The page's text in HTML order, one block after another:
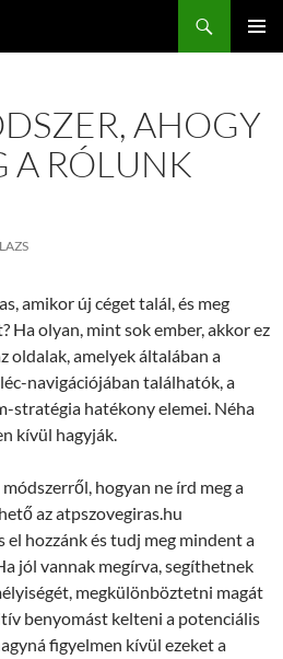
AHOGY
A RÓLUNK
amikor új céget talál, és meg
Ha olyan, mint sok ember, akkor ez
oldalak, amelyek általában a
navigációjában találhatók, a
stratégia hatékony elemei. Néha
kívül hagyják.
hogyan ne írd meg a
az atpszovegiras.hu
hozzánk és tudj meg mindent a
jól vannak megírva, segíthetnek
megkülönböztetni magát
benyomást kelteni a potenciális
figyelmen kívül ezeket a